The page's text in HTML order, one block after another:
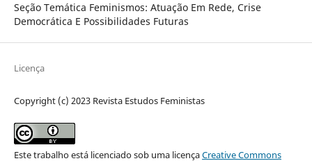
Seção Temática Feminismos: Atuação Em Rede, Crise
Democrática E Possibilidades Futuras
Licença
Copyright (c) 2023 Revista Estudos Feministas
Este trabalho está licenciado sob uma licençaCreative Commons